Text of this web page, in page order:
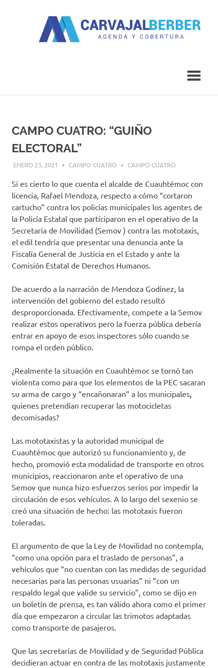
CAMPO CUATRO: “GUIÑO
ELECTORAL”
ENERO 23, 2021 CAMPO CUATRO CAMPO CUATRO
Si es cierto lo que cuenta el alcalde de Cuauhtémoc con
licencia, Rafael Mendoza, respecto a cómo “cortaron
cartucho” contra los policías municipales los agentes de
la Policía Estatal que participaron en el operativo de la
Secretaría de Movilidad (Semov ) contra las mototaxis,
el edil tendría que presentar una denuncia ante la
Fiscalía General de Justicia en el Estado y ante la
Comisión Estatal de Derechos Humanos.
De acuerdo a la narración de Mendoza Godínez, la
intervención del gobierno del estado resultó
desproporcionada. Efectivamente, compete a la Semov
realizar estos operativos pero la fuerza pública debería
entrar en apoyo de esos inspectores sólo cuando se
rompa el orden público.
¿Realmente la situación en Cuauhtémoc se tornó tan
violenta como para que los elementos de la PEC sacaran
su arma de cargo y “encañonaran” a los municipales,
quienes pretendían recuperar las motocicletas
decomisadas?
Las mototaxistas y la autoridad municipal de
Cuauhtémoc que autorizó su funcionamiento y, de
hecho, promovió esta modalidad de transporte en otros
municipios, reaccionaron ante el operativo de una
Semov que nunca hizo esfuerzos serios por impedir la
circulación de esos vehículos. A lo largo del sexenio se
creó una situación de hecho: las mototaxis fueron
toleradas.
El argumento de que la Ley de Movilidad no contempla,
“como una opción para el traslado de personas”, a
vehículos que “no cuentan con las medidas de seguridad
necesarias para las personas usuarias” ni “con un
respaldo legal que valide su servicio”, como se dijo en
un boletín de prensa, es tan válido ahora como el primer
día que empezaron a circular las trimotos adaptadas
como transporte de pasajeros.
Que las secretarías de Movilidad y de Seguridad Pública
decidieran actuar en contra de las mototaxis justamente